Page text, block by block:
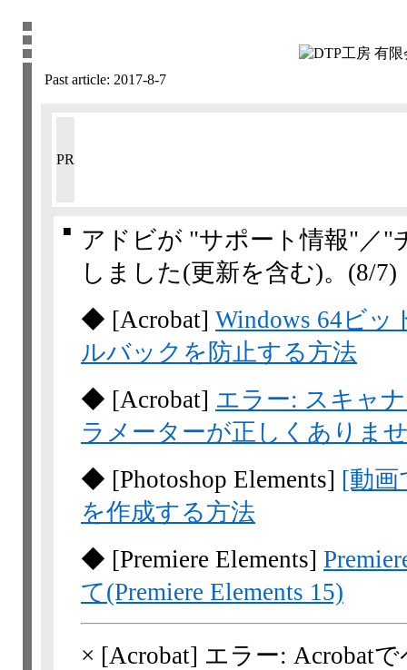
Past article: 2017-8-7
PR
■
アドビが "サポート情報"／"
しました(更新を含む)。 (8/7)
◆ [Acrobat] Windows 64ビ
ルバックを防止する方法
◆ [Acrobat] エラー: スキャ
ラメーターが正しくありま
◆ [Photoshop Elements] [動画
を作成する方法
◆ [Premiere Elements]
て(Premiere Elements 15)
× [Acrobat] エラー: Acrobat